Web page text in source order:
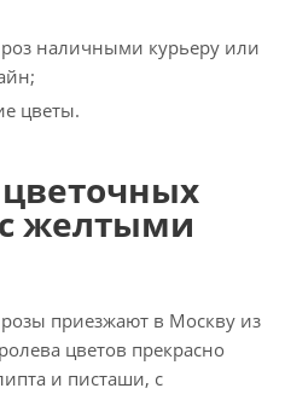
наличными курьеру или
цветы.
желтыми
приезжают в Москву из
цветов прекрасно
и писташи, с